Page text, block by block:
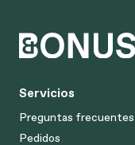
Servicios
Preguntas frecuentes
Pedidos